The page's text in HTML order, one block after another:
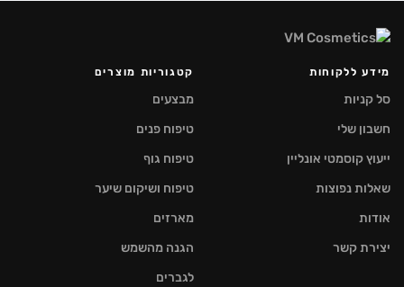
מידע ללקוחות
סל קניות
חשבון שלי
ייעוץ קוסמטי אונליין
שאלות נפוצות
אודות
יצירת קשר
קטגוריות מוצרים
מבצעים
טיפוח פנים
טיפוח גוף
טיפוח ושיקום שיער
מארזים
הגנה מהשמש
לגברים